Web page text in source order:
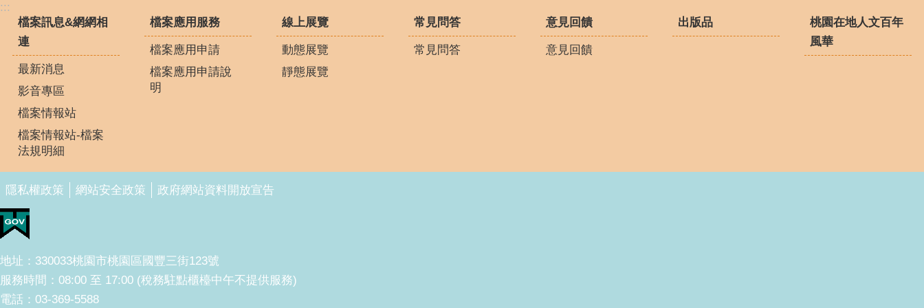
:::
檔案訊息&網網相
連
最新消息
影音專區
檔案情報站
檔案情報站-檔案
法規明細
檔案應用服務
檔案應用申請
檔案應用申請說
明
線上展覽
動態展覽
靜態展覽
常見問答
常見問答
意見回饋
意見回饋
出版品
桃園在地人文百年
風華
隱私權政策 網站安全政策 政府網站資料開放宣告
地址：330033桃園市桃園區國豐三街123號
服務時間：08:00 至 17:00 (稅務駐點櫃檯中午不提供服務)
電話：03-369-5588